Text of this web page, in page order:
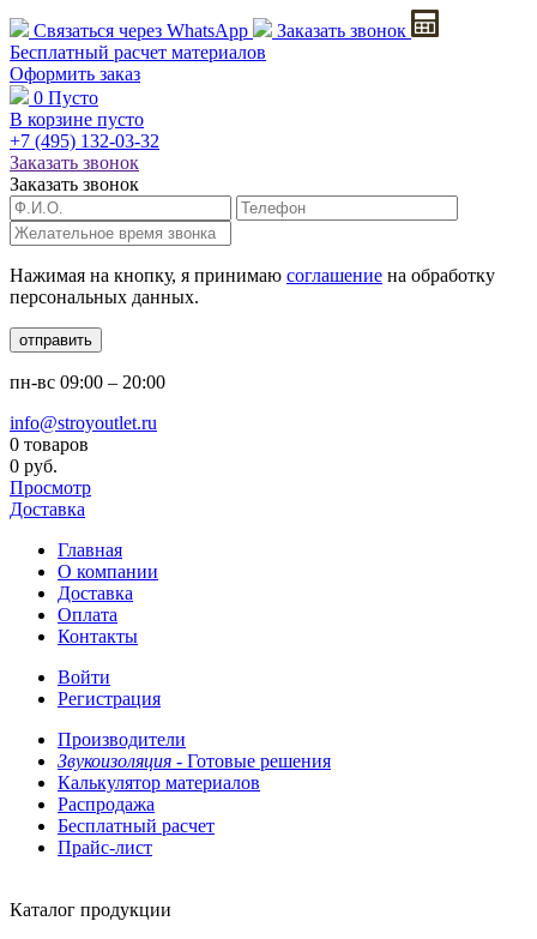
Связаться через WhatsApp
Заказать звонок
Бесплатный расчет материалов
Оформить заказ
0 Пусто
В корзине пусто
+7 (495) 132-03-32
Заказать звонок
Заказать звонок
Нажимая на кнопку, я принимаю соглашение на обработку
персональных данных.
отправить
пн-вс 09:00 – 20:00
info@stroyoutlet.ru
0 товаров
0 руб.
Просмотр
Доставка
Главная
О компании
Доставка
Оплата
Контакты
Войти
Регистрация
Производители
Звукоизоляция - Готовые решения
Калькулятор материалов
Распродажа
Бесплатный расчет
Прайс-лист
Каталог продукции